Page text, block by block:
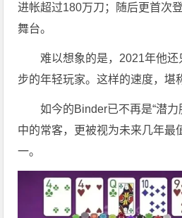
进帐超过180万刀；随后更首次
舞台。
难以想象的是，2021年他
步的年轻玩家。这样的速度，堪
如今的Binder已不再是“潜
中的常客，更被视为未来几年最
一。